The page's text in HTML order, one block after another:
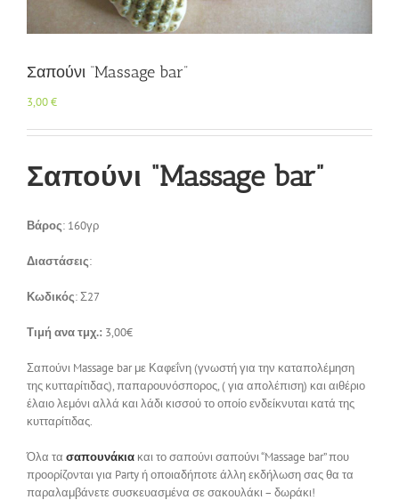
Επικοινωνία
Σαπούνι “Massage bar”
3,00€
Σαπούνι “Massage bar”
Βάρος: 160γρ
Διαστάσεις:
Κωδικός: Σ27
Τιμή ανα τμχ.: 3,00€
Σαπούνι Massage bar με Καφεΐνη (γνωστή για την καταπολέμηση
της κυτταρίτιδας), παπαρουνόσπορος, ( για απολέπιση) και αιθέριο
έλαιο λεμόνι αλλά και λάδι κισσού το οποίο ενδείκνυται κατά της
κυτταρίτιδας.
Όλα τα σαπουνάκια και το σαπούνι σαπούνι “Massage bar” που
προορίζονται για Party ή οποιαδήποτε άλλη εκδήλωση σας θα τα
παραλαμβάνετε συσκευασμένα σε σακουλάκι – δωράκι!